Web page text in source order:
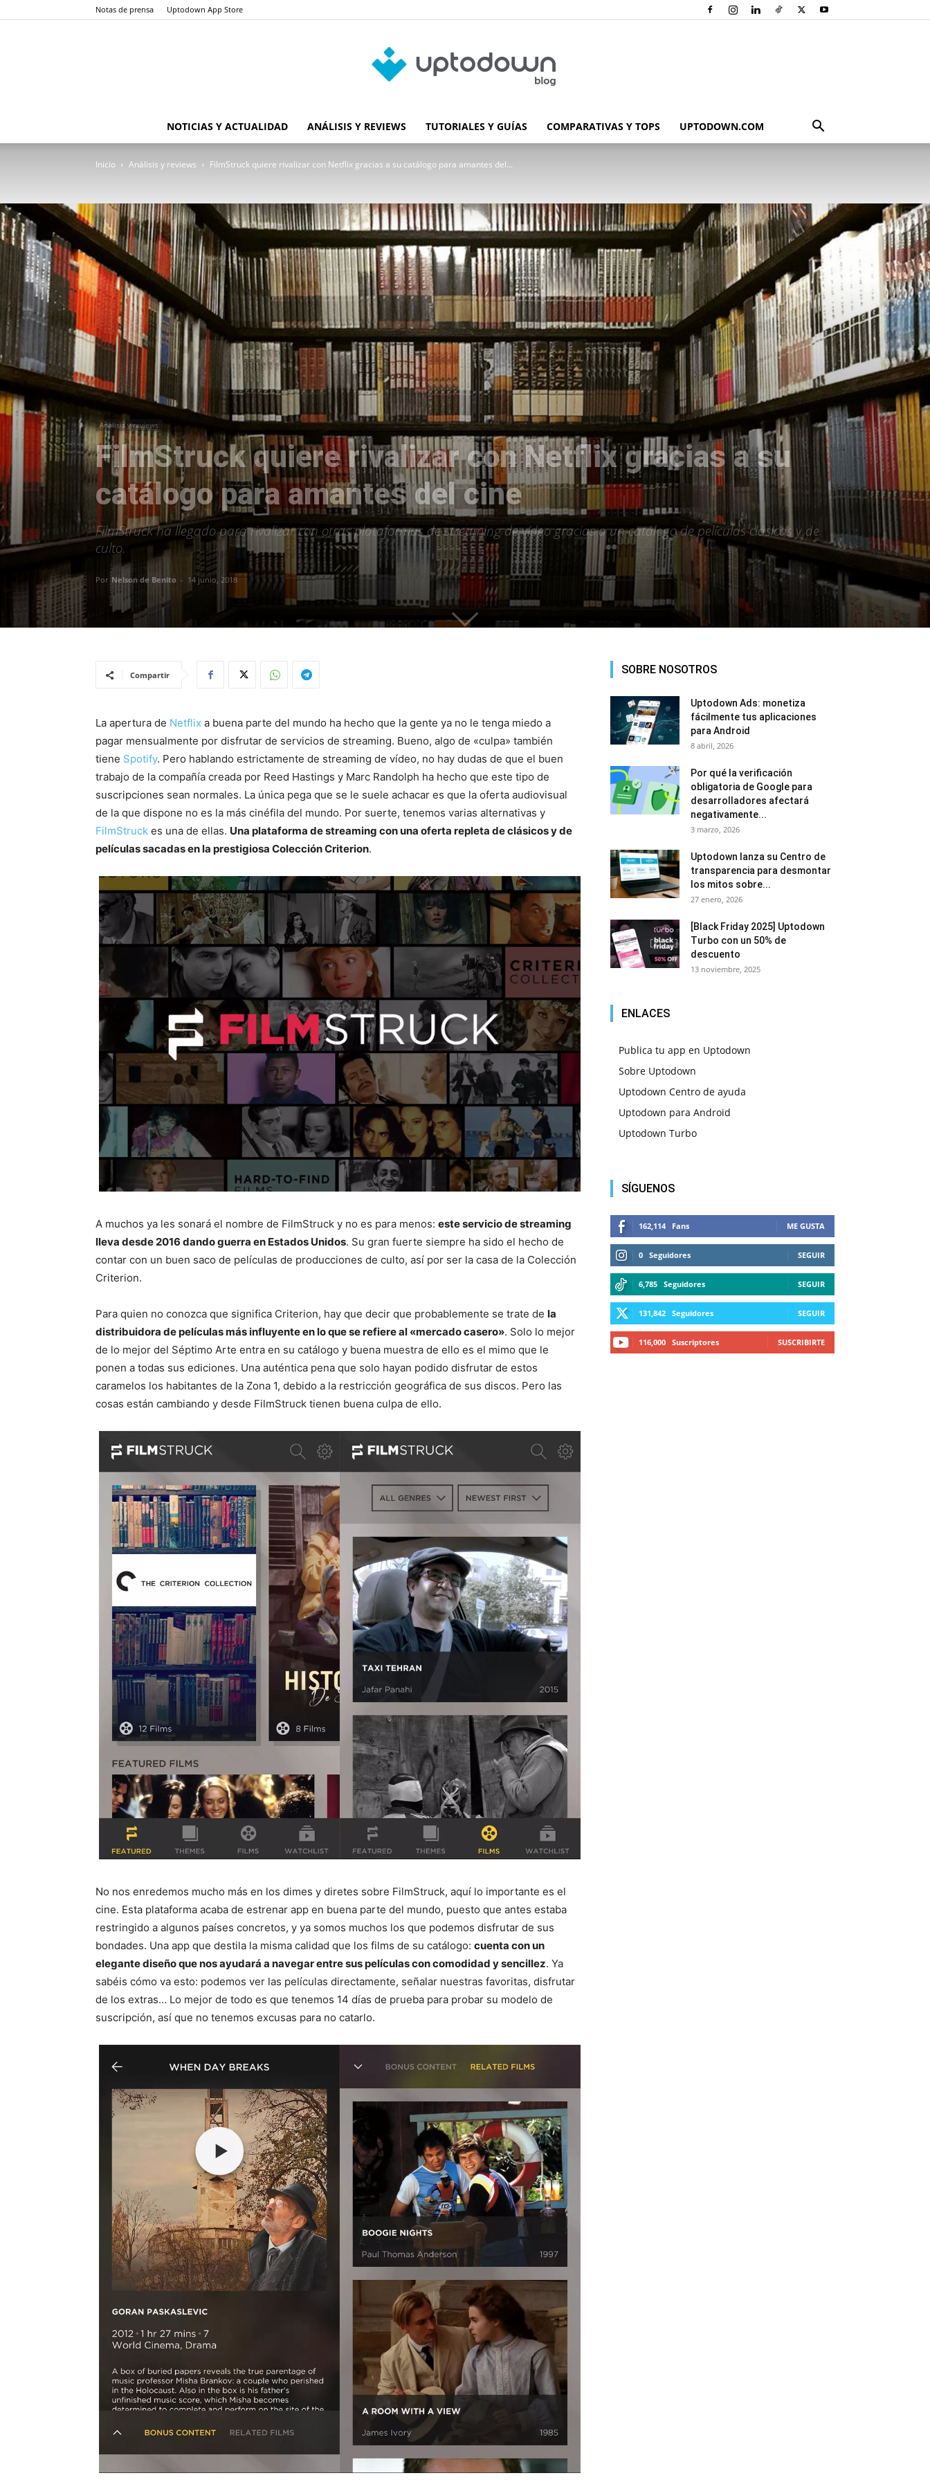
Notas de prensa Uptodown App Store
Blog
de
Uptodown
NOTICIAS Y ACTUALIDAD ANÁLISIS Y REVIEWS TUTORIALES Y GUÍAS COMPARATIVAS Y TOPS UPTODOWN.COM
Inicio Análisis y reviews FilmStruck quiere rivalizar con Netflix gracias a su catálogo para amantes del...
Análisis y reviews
FilmStruck quiere rivalizar con Netflix gracias a su
catálogo para amantes del cine
FilmStruck ha llegado para rivalizar con otras plataformas de streaming de vídeo gracias a un catálogo de películas clásicas y de
culto.
Por Nelson de Benito - 14 junio, 2018
Compartir
La apertura de Netflix a buena parte del mundo ha hecho que la gente ya no le tenga miedo a
pagar mensualmente por disfrutar de servicios de streaming. Bueno, algo de «culpa» también
tiene Spotify. Pero hablando estrictamente de streaming de vídeo, no hay dudas de que el buen
trabajo de la compañía creada por Reed Hastings y Marc Randolph ha hecho que este tipo de
suscripciones sean normales. La única pega que se le suele achacar es que la oferta audiovisual
de la que dispone no es la más cinéfila del mundo. Por suerte, tenemos varias alternativas y
FilmStruck es una de ellas. Una plataforma de streaming con una oferta repleta de clásicos y de
películas sacadas en la prestigiosa Colección Criterion.
A muchos ya les sonará el nombre de FilmStruck y no es para menos: este servicio de streaming
lleva desde 2016 dando guerra en Estados Unidos. Su gran fuerte siempre ha sido el hecho de
contar con un buen saco de películas de producciones de culto, así por ser la casa de la Colección
Criterion.
Para quien no conozca que significa Criterion, hay que decir que probablemente se trate de la
distribuidora de películas más influyente en lo que se refiere al «mercado casero». Solo lo mejor
de lo mejor del Séptimo Arte entra en su catálogo y buena muestra de ello es el mimo que le
ponen a todas sus ediciones. Una auténtica pena que solo hayan podido disfrutar de estos
caramelos los habitantes de la Zona 1, debido a la restricción geográfica de sus discos. Pero las
cosas están cambiando y desde FilmStruck tienen buena culpa de ello.
No nos enredemos mucho más en los dimes y diretes sobre FilmStruck, aquí lo importante es el
cine. Esta plataforma acaba de estrenar app en buena parte del mundo, puesto que antes estaba
restringido a algunos países concretos, y ya somos muchos los que podemos disfrutar de sus
bondades. Una app que destila la misma calidad que los films de su catálogo: cuenta con un
elegante diseño que nos ayudará a navegar entre sus películas con comodidad y sencillez. Ya
sabéis cómo va esto: podemos ver las películas directamente, señalar nuestras favoritas, disfrutar
de los extras… Lo mejor de todo es que tenemos 14 días de prueba para probar su modelo de
suscripción, así que no tenemos excusas para no catarlo.
SOBRE NOSOTROS
Uptodown Ads: monetiza
fácilmente tus aplicaciones
para Android
8 abril, 2026
Por qué la verificación
obligatoria de Google para
desarrolladores afectará
negativamente...
3 marzo, 2026
Uptodown lanza su Centro de
transparencia para desmontar
los mitos sobre...
27 enero, 2026
[Black Friday 2025] Uptodown
Turbo con un 50% de
descuento
13 noviembre, 2025
ENLACES
Publica tu app en Uptodown
Sobre Uptodown
Uptodown Centro de ayuda
Uptodown para Android
Uptodown Turbo
SÍGUENOS
162,114 Fans ME GUSTA
0 Seguidores SEGUIR
6,785 Seguidores SEGUIR
131,842 Seguidores SEGUIR
116,000 Suscriptores SUSCRIBIRTE